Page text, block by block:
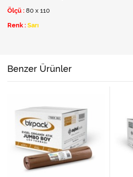
Ölçü : 80 x 110
Renk : Sarı
Benzer Ürünler